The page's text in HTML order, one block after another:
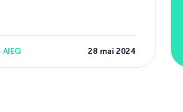
AIEQ 28 mai 2024